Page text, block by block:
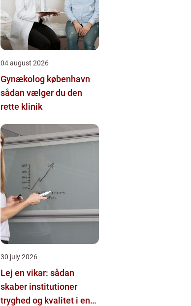
04 august 2026
Gynækolog københavn
sådan vælger du den
rette klinik
30 july 2026
Lej en vikar: sådan
skaber institutioner
tryghed og kvalitet i en